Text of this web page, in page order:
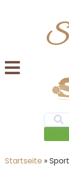
Startseite »